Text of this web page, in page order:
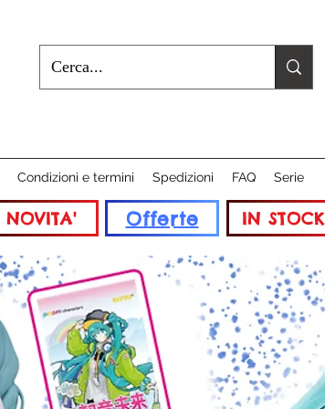
Condizioni e termini Spedizioni FAQ Serie
NOVITA' Offerte IN STOCK